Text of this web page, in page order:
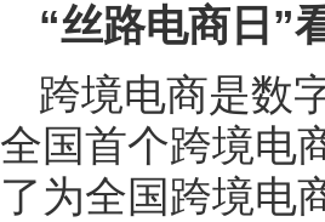
“丝路电商日”
跨境电商是数
全国首个跨境电
了为全国跨境电